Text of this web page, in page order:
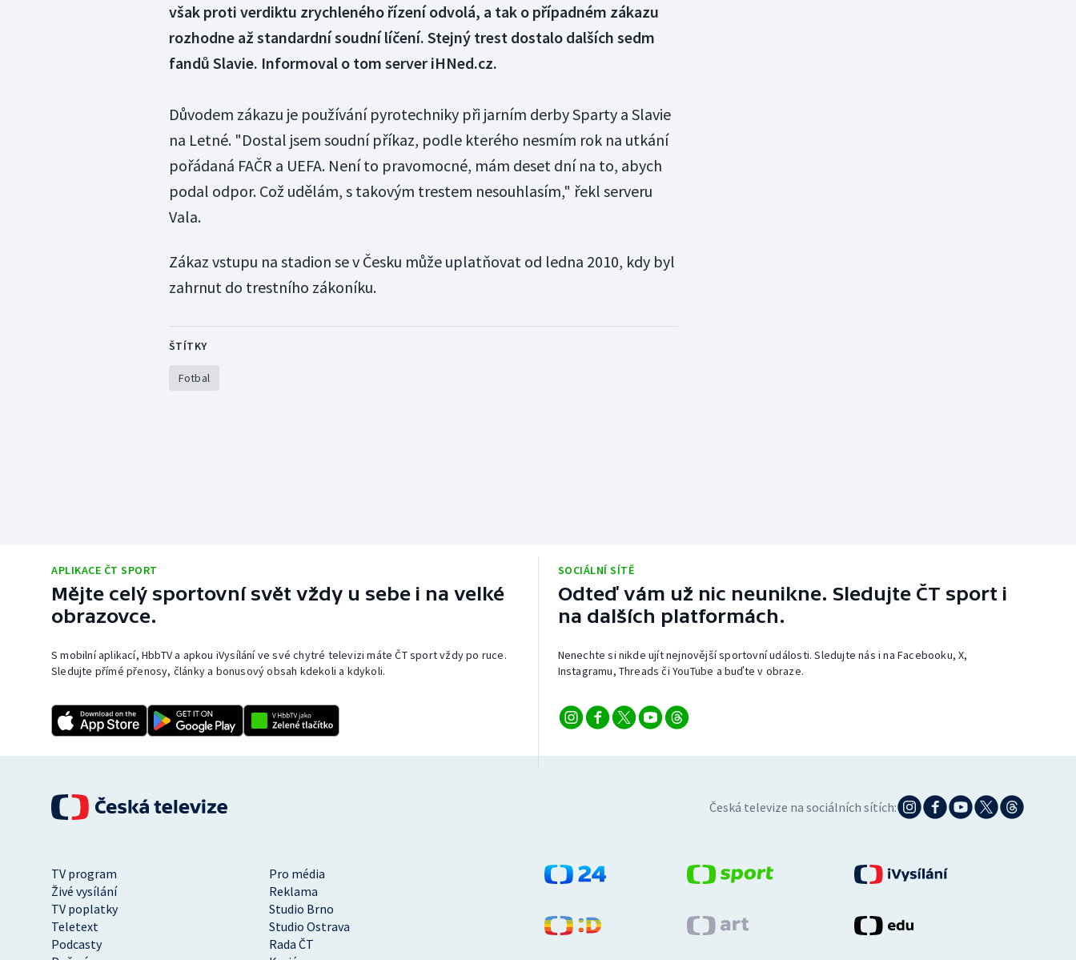
však proti verdiktu zrychleného řízení odvolá, a tak o případném zákazu
rozhodne až standardní soudní líčení. Stejný trest dostalo dalších sedm
fandů Slavie. Informoval o tom server iHNed.cz.
Důvodem zákazu je používání pyrotechniky při jarním derby Sparty a Slavie
na Letné. "Dostal jsem soudní příkaz, podle kterého nesmím rok na utkání
pořádaná FAČR a UEFA. Není to pravomocné, mám deset dní na to, abych
podal odpor. Což udělám, s takovým trestem nesouhlasím," řekl serveru
Vala.
Zákaz vstupu na stadion se v Česku může uplatňovat od ledna 2010, kdy byl
zahrnut do trestního zákoníku.
ŠTÍTKY
Fotbal
APLIKACE ČT SPORT
Mějte celý sportovní svět vždy u sebe i na velké
obrazovce.
S mobilní aplikací, HbbTV a apkou iVysílání ve své chytré televizi máte ČT sport vždy po ruce.
Sledujte přímé přenosy, články a bonusový obsah kdekoli a kdykoli.
SOCIÁLNÍ SÍTĚ
Odteď vám už nic neunikne. Sledujte ČT sport i
na dalších platformách.
Nenechte si nikde ujít nejnovější sportovní události. Sledujte nás i na Facebooku, X,
Instagramu, Threads či YouTube a buďte v obraze.
Česká televize na sociálních sítích:
TV program
Pro média
Živé vysílání
Reklama
TV poplatky
Studio Brno
Teletext
Studio Ostrava
Podcasty
Rada ČT